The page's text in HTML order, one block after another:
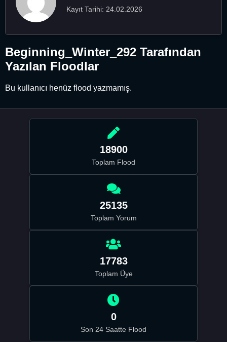
Kayıt Tarihi: 24.02.2026
Beginning_Winter_292 Tarafından
Yazılan Floodlar
Bu kullanıcı henüz flood yazmamış.
18900
Toplam Flood
25135
Toplam Yorum
17783
Toplam Üye
0
Son 24 Saatte Flood